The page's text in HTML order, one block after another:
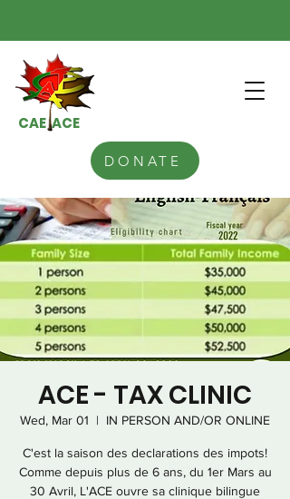
CAE ACE
DONATE
ACE - TAX CLINIC
Wed, Mar 01
  |
IN PERSON AND/OR ONLINE
C'est la saison des declarations des impots!
Comme depuis plus de 6 ans, du 1er Mars au
30 Avril, L'ACE ouvre sa clinique bilingue